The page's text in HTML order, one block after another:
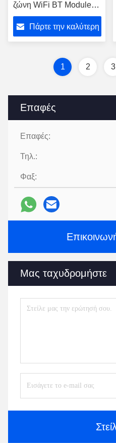
Επαφές
Επαφές:
Τηλ.:
Φαξ:
Μας ταχυδρομήστε
ζώνη WiFi BT Module
2T2R BT5.2 1200mbps
διεπαφή SDIO3.0
Πάρτε την καλύτερη
1 2 3